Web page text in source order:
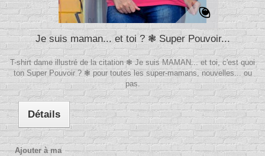
Je suis maman... et toi ? ❃ Super Pouvoir...
T-shirt dame illustré de la citation ❃ Je suis MAMAN... et toi, c'est quoi
ton Super Pouvoir ? ❃ pour toutes les super-mamans, nouvelles... ou
pas.
Détails
Ajouter à ma